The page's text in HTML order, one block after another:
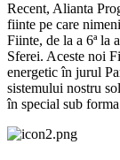
Recent, Alianta
fiinte pe care
Fiinte, de la a 6ª la
Sferei. Aceste noi
energetic în jurul
sistemului nostru
în special sub